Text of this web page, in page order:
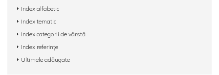
Index alfabetic
Index tematic
Index categorii de vârstă
Index referințe
Ultimele adăugate